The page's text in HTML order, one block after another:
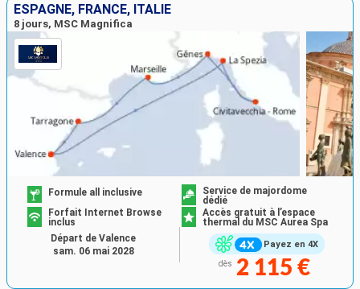
ESPAGNE, FRANCE, ITALIE
8 jours, MSC Magnifica
Payez en 4X
Formule all inclusive
Service de majordome
dédié
Forfait Internet Browse
inclus
Accès gratuit à l’espace
thermal du MSC Aurea Spa
dès 2 115 €
Départ de Valence
sam. 06 mai 2028